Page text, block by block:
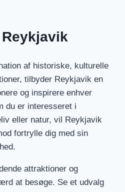
af historiske, kulturelle
tilbyder Reykjavik en
og inspirere enhver
du er interesseret i
eller natur, vil Reykjavik
fortrylle dig med sin
attraktioner og
at besøge. Se et udvalg